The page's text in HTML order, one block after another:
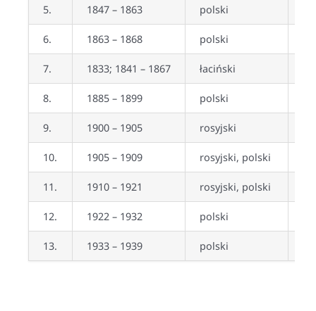
5. 1847 – 1863 polski
6. 1863 – 1868 polski
7. 1833; 1841 – 1867 łaciński
8. 1885 – 1899 polski
9. 1900 – 1905 rosyjski
10. 1905 – 1909 rosyjski, polski
11. 1910 – 1921 rosyjski, polski
12. 1922 – 1932 polski
13. 1933 – 1939 polski